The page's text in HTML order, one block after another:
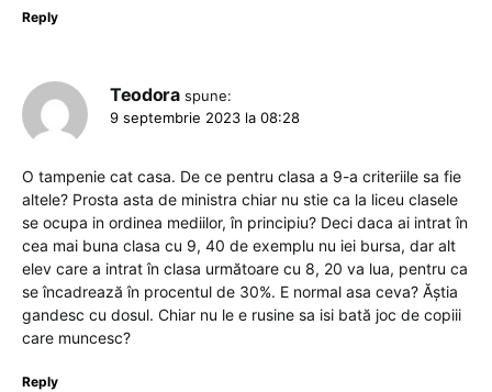
Reply
Teodora spune:
9 septembrie 2023 la 08:28
O tampenie cat casa. De ce pentru clasa a 9-a criteriile sa fie
altele? Prosta asta de ministra chiar nu stie ca la liceu clasele
se ocupa in ordinea mediilor, în principiu? Deci daca ai intrat în
cea mai buna clasa cu 9, 40 de exemplu nu iei bursa, dar alt
elev care a intrat în clasa următoare cu 8, 20 va lua, pentru ca
se încadrează în procentul de 30%. E normal asa ceva? Ăștia
gandesc cu dosul. Chiar nu le e rusine sa isi bată joc de copiii
care muncesc?
Reply